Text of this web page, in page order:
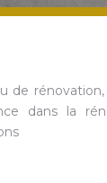
de
dans la